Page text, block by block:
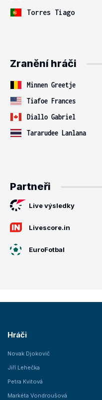
Torres Tiago
Zranění hráči
Minnen Greetje
Tiafoe Frances
Diallo Gabriel
Tararudee Lanlana
Partneři
Live výsledky
Livescore.in
EuroFotbal
Hráči
Novak Djokovič
Jiří Lehečka
Petra Kvitová
Markéta Vondroušová